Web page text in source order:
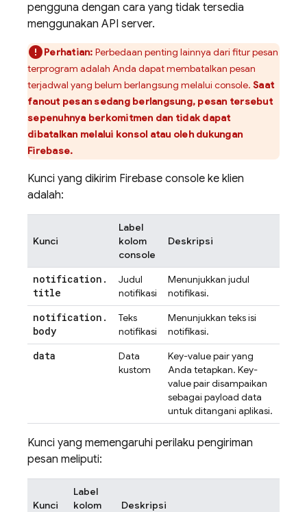
pengguna dengan cara yang tidak tersedia
menggunakan API server.
Perhatian: Perbedaan penting lainnya dari fitur pesan
terprogram adalah Anda dapat membatalkan pesan
terjadwal yang belum berlangsung melalui console. Saat
fanout pesan sedang berlangsung, pesan tersebut
sepenuhnya berkomitmen dan tidak dapat
dibatalkan melalui konsol atau oleh dukungan
Firebase.
Kunci yang dikirim Firebase console ke klien
adalah:
Kunci
Label
kolom
console
Deskripsi
notification .
title
Judul
notifikasi
Menunjukkan judul
notifikasi.
notification .
body
Teks
notifikasi
Menunjukkan teks isi
notifikasi.
data
Data
kustom
Key-value pair yang
Anda tetapkan. Key-
value pair disampaikan
sebagai payload data
untuk ditangani aplikasi.
Kunci yang memengaruhi perilaku pengiriman
pesan meliputi:
Kunci
Label
kolom
Deskripsi